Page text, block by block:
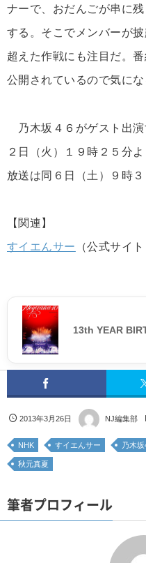
ナーで、おだんごが串に
する。そこでメンバーが
超えた作戦にも注目だ。
公開されているので気に
乃木坂４６がゲスト出演
２日（火）１９時２５分
放送は同６日（土）９時３
【関連】
すイエんサー
（公式サイト
13th YEAR
2013年3月26日 NJ編集部
NHK すイエんサー 乃木
秋元真夏
筆者プロフィール